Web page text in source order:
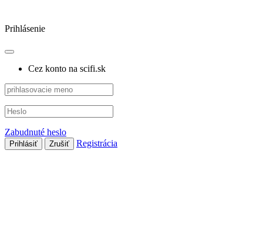
Prihlásenie
Cez konto na scifi.sk
Zabudnuté heslo
Prihlásiť Zrušiť Registrácia